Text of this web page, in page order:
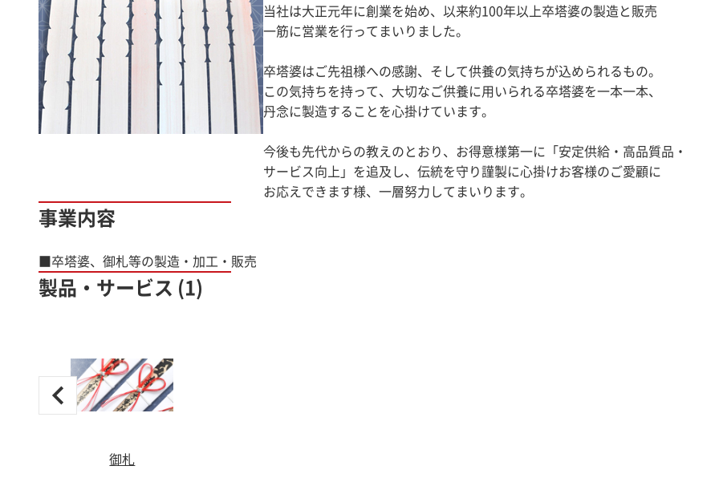
当社は大正元年に創業を始め、以来約100年以上卒塔婆の製造と販売
一筋に営業を行ってまいりました。
卒塔婆はご先祖様への感謝、そして供養の気持ちが込められるもの。
この気持ちを持って、大切なご供養に用いられる卒塔婆を一本一本、
丹念に製造することを心掛けています。
今後も先代からの教えのとおり、お得意様第一に「安定供給・高品質品・
サービス向上」を追及し、伝統を守り謹製に心掛けお客様のご愛顧に
お応えできます様、一層努力してまいります。
事業内容
■卒塔婆、御札等の製造・加工・販売
製品・サービス (1)
御札